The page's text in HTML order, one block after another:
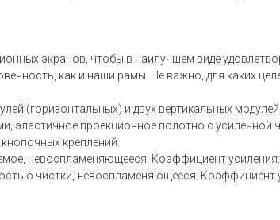
экранов, чтобы в наилучшем виде
как и наши рамы. Не важно, для каких
(горизонтальных) и двух вертикальных
эластичное проекционное полотно с
креплений.
невоспламеняющееся. Коэффициент
чистки, невоспламеняющееся. Коэффициент